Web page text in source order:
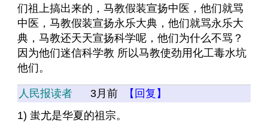
们祖上搞出来的，马教假装宣扬中医，他们就骂
中医，马教假装宣扬永乐大典，他们就骂永乐大
典，马教还天天宣扬科学呢，他们为什么不骂？
因为他们迷信科学教 所以马教使劲用化工毒水坑
他们。
人民报读者 3月前
【回复】
1) 蚩尤是华夏的祖宗。